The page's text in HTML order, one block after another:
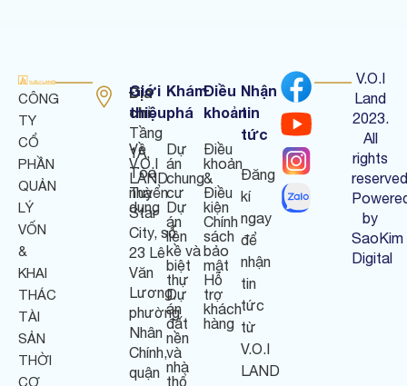
CÔNG
TY
CỔ
PHẦN
QUẢN
LÝ
VỐN
&
KHAI
THÁC
TÀI
SẢN
THỜI
CƠ
Địa
chỉ:
Tầng
1A,
Tòa
nhà
Star
City, số
23 Lê
Văn
Lương,
phường
Nhân
Chính,
quận
Giới
thiệu
Về
V.O.I
LAND
Tuyển
dụng
Khám
phá
Dự
án
chung
cư
Dự
án
liền
kề và
biệt
thự
Dự
án
đất
nền
và
nhà
thổ
Điều
khoản
Điều
khoản
&
Điều
kiện
Chính
sách
bảo
mật
Hỗ
trợ
khách
hàng
Nhận
tin
tức
Đăng
kí
ngay
để
nhận
tin
tức
từ
V.O.I
LAND
V.O.I
Land
2023.
All
rights
by
SaoKim
Digital